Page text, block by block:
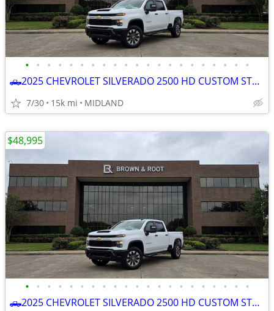
• • • • • • • • • • • • • • • • • • • • •
🛻2025 CHEVROLET SILVERADO 2500 HD CUSTOM STRD BED 4x4
7/30 15k mi MIDLAND
• • • • • • • • • • • • • • • • • • • • •
🛻2025 CHEVROLET SILVERADO 2500 HD CUSTOM STRD BED 4x4
$48,995